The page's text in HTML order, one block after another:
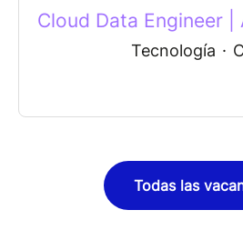
Cloud Data Engineer |
Tecnología ·
Todas las